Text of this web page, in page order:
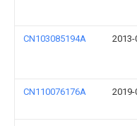
CN103085194A 2013-
CN110076176A 2019-